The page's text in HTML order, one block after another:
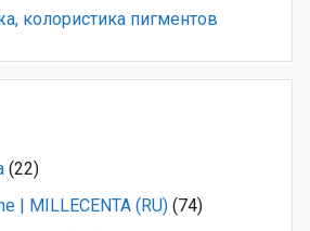
колористика пигментов
(22)
| MILLECENTA (RU) (74)